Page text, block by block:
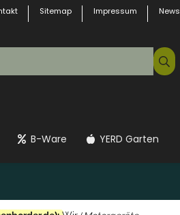
Sitemap Impressum News
B-Ware YERD Garten